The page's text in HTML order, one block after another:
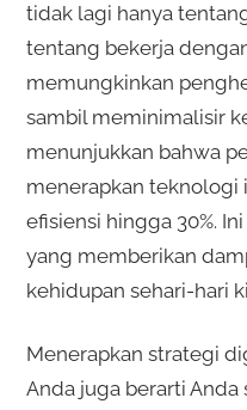
tidak lagi hanya
tentang bekerja
memungkinkan
sambil meminimalisir
menunjukkan bahwa
menerapkan teknologi
efisiensi hingga 30%.
yang memberikan
kehidupan sehari-hari
Menerapkan strategi
Anda juga berarti